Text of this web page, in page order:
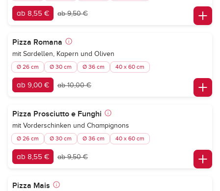
ab 8,55 € ab 9,50 €
Pizza Romana
mit Sardellen, Kapern und Oliven
Ø 26 cm Ø 30 cm Ø 36 cm 40 x 60 cm
ab 9,00 € ab 10,00 €
Pizza Prosciutto e Funghi
mit Vorderschinken und Champignons
Ø 26 cm Ø 30 cm Ø 36 cm 40 x 60 cm
ab 8,55 € ab 9,50 €
Pizza Mais